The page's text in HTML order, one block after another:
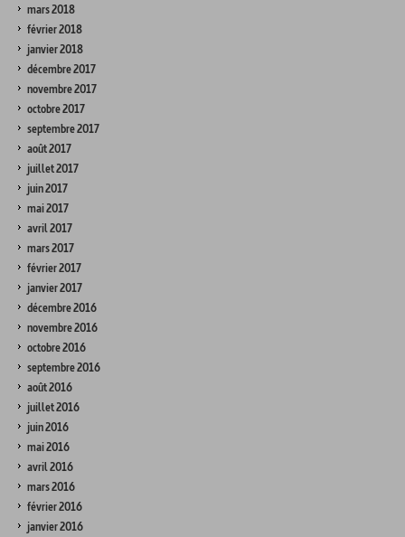
mars 2018
février 2018
janvier 2018
décembre 2017
novembre 2017
octobre 2017
septembre 2017
août 2017
juillet 2017
juin 2017
mai 2017
avril 2017
mars 2017
février 2017
janvier 2017
décembre 2016
novembre 2016
octobre 2016
septembre 2016
août 2016
juillet 2016
juin 2016
mai 2016
avril 2016
mars 2016
février 2016
janvier 2016